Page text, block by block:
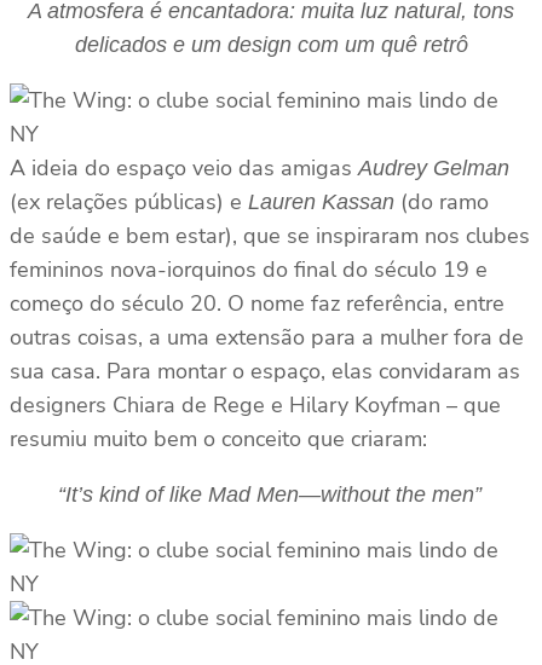
A atmosfera é encantadora: muita luz natural, tons
delicados e um design com um quê retrô
A ideia do espaço veio das amigasAudrey Gelman
(ex relações públicas) e Lauren Kassan (do ramo
de saúde e bem estar), que se inspiraram nos clubes
femininos nova-iorquinos do final do século 19 e
começo do século 20. O nome faz referência, entre
outras coisas, a uma extensão para a mulher fora de
sua casa. Para montar o espaço, elas convidaram as
designers Chiara de Rege e Hilary Koyfman – que
resumiu muito bem o conceito que criaram:
“It’s kind of like Mad Men—without the men”